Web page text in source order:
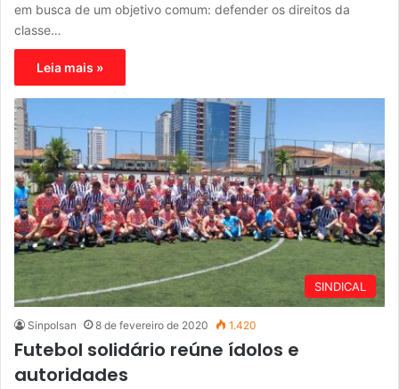
em busca de um objetivo comum: defender os direitos da
classe…
Leia mais »
SINDICAL
Sinpolsan 8 de fevereiro de 2020 1.420
Futebol solidário reúne ídolos e
autoridades